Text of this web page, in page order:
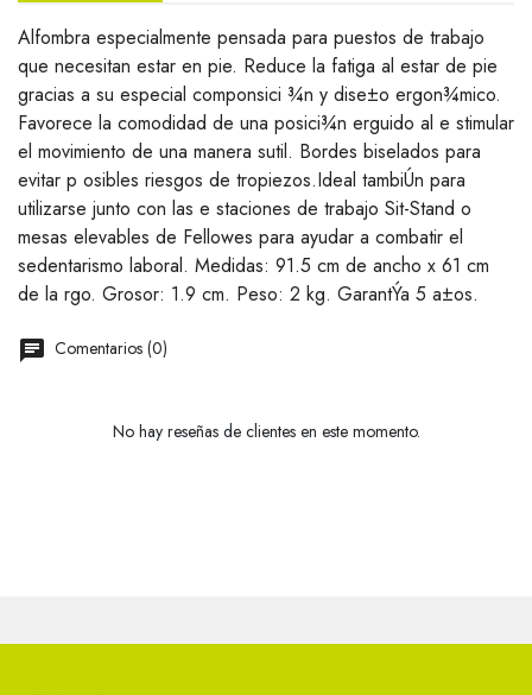
Alfombra especialmente pensada para puestos de trabajo
que necesitan estar en pie. Reduce la fatiga al estar de pie
gracias a su especial componsici ¾n y dise±o ergon¾mico.
Favorece la comodidad de una posici¾n erguido al e stimular
el movimiento de una manera sutil. Bordes biselados para
evitar p osibles riesgos de tropiezos.Ideal tambiÚn para
utilizarse junto con las e staciones de trabajo Sit-Stand o
mesas elevables de Fellowes para ayudar a combatir el
sedentarismo laboral. Medidas: 91.5 cm de ancho x 61 cm
de la rgo. Grosor: 1.9 cm. Peso: 2 kg. GarantÝa 5 a±os.
Comentarios (0)
No hay reseñas de clientes en este momento.